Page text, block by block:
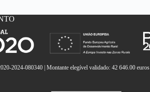
2024-080340 | Montante elegível validado: 42 646.00 euros